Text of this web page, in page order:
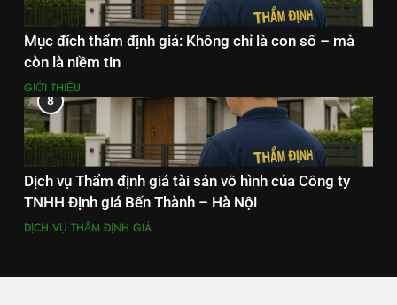
Mục đích thẩm định giá: Không chỉ là con số – mà
còn là niềm tin
GIỚI THIỆU
8
Dịch vụ Thẩm định giá tài sản vô hình của Công ty
TNHH Định giá Bến Thành – Hà Nội
DỊCH VỤ THẨM ĐỊNH GIÁ